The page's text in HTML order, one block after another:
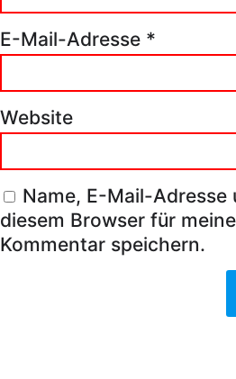
E-Mail-Adresse *
Website
Name, E-Mail-Adresse
diesem Browser für
Kommentar speichern.